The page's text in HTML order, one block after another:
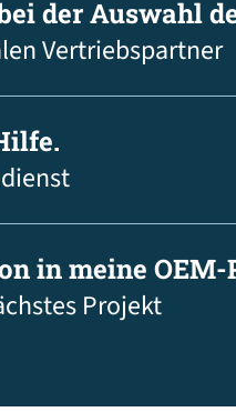
der Auswahl
Vertriebspartner
in meine
Projekt